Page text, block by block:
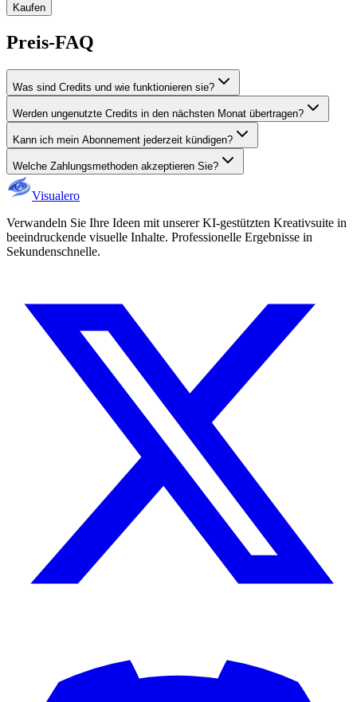
Kaufen
Preis-FAQ
Was sind Credits und wie funktionieren sie?
Werden ungenutzte Credits in den nächsten Monat übertragen?
Kann ich mein Abonnement jederzeit kündigen?
Welche Zahlungsmethoden akzeptieren Sie?
Visualero
Verwandeln Sie Ihre Ideen mit unserer KI-gestützten Kreativsuite in
beeindruckende visuelle Inhalte. Professionelle Ergebnisse in
Sekundenschnelle.